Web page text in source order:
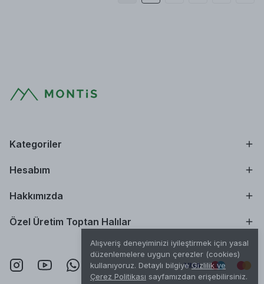
Alışveriş deneyiminizi iyileştirmek için yasal
düzenlemelere uygun çerezler (cookies)
kullanıyoruz. Detaylı bilgiyeGizlilik ve
Çerez Politikası sayfamızdan erişebilirsiniz.
Kategoriler
Hesabım
Hakkımızda
Özel Üretim Toptan Halılar